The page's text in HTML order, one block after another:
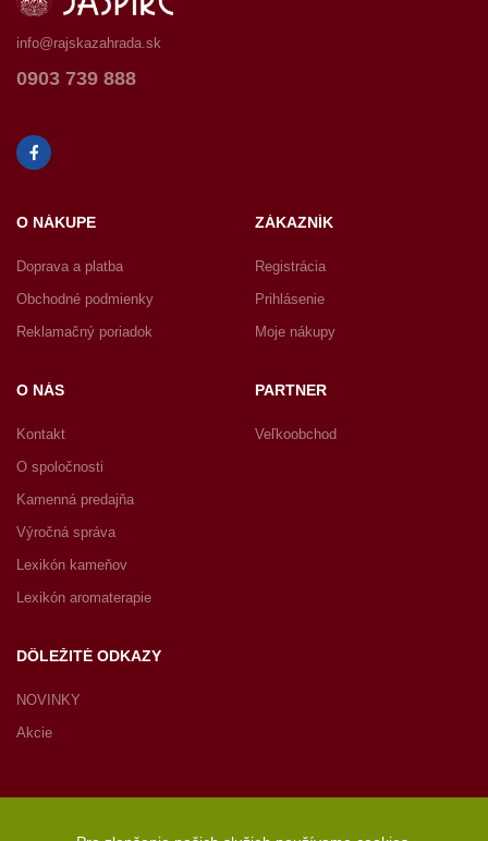
info@rajskazahrada.sk
0903 739 888
O NÁKUPE
Doprava a platba
Obchodné podmienky
Reklamačný poriadok
ZÁKAZNÍK
Registrácia
Prihlásenie
Moje nákupy
O NÁS
Kontakt
O spoločnosti
Kamenná predajňa
Výročná správa
Lexikón kameňov
Lexikón aromaterapie
PARTNER
Veľkoobchod
DÔLEŽITÉ ODKAZY
NOVINKY
Akcie